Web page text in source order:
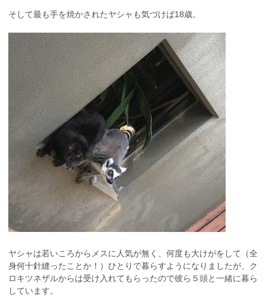
そして最も手を焼かされたヤシャも気づけば18歳。
ヤシャは若いころからメスに人気が無く、何度も大けがをして（全
身何十針縫ったことか！）ひとりで暮らすようになりましたが、ク
ロキツネザルからは受け入れてもらったので彼ら５頭と一緒に暮ら
しています。